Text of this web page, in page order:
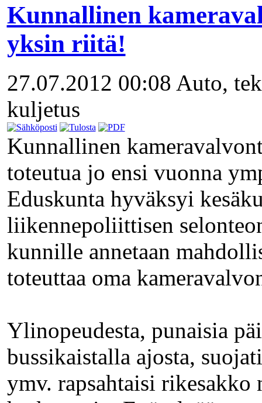
Kunnallinen
yksin riitä!
27.07.2012 00:08 Auto,
kuljetus
Kunnallinen
toteutua jo ensi vuonna
Eduskunta hyväksyi
liikennepoliittisen
kunnille annetaan
toteuttaa oma
Ylinopeudesta, punaisia
bussikaistalla ajosta,
ymv. rapsahtaisi rikesakko